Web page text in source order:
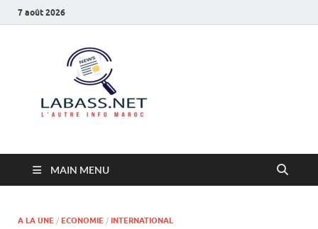
7 août 2026
MAIN MENU
A LA UNE / ECONOMIE / INTERNATIONAL